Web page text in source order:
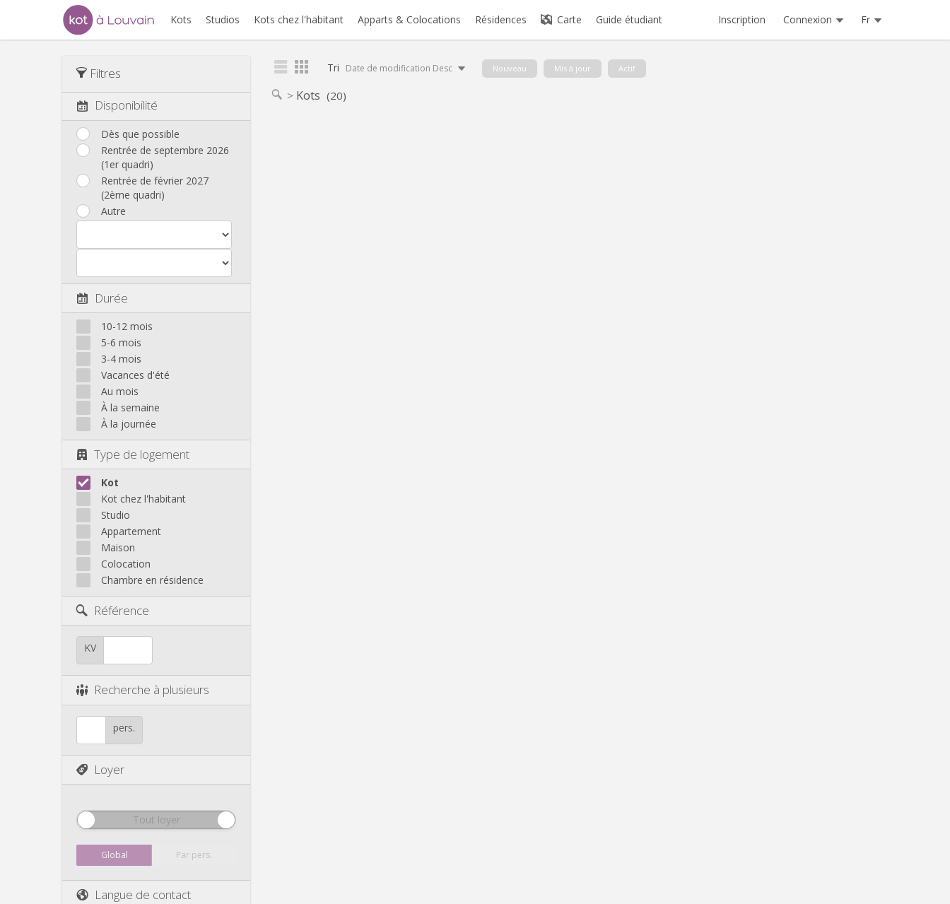
Kots Studios Kots chez l'habitant Apparts & Colocations Résidences Carte Guide étudiant Inscription Connexion Fr
Filtres
Disponibilité
Dès que possible
Rentrée de septembre 2026
(1er quadri)
Rentrée de février 2027
(2ème quadri)
Autre
Durée
10-12 mois
5-6 mois
3-4 mois
Vacances d'été
Au mois
À la semaine
À la journée
Type de logement
Kot
Kot chez l'habitant
Studio
Appartement
Maison
Colocation
Chambre en résidence
Référence
KV
Recherche à plusieurs
pers.
Loyer
Tout loyer
Global Par pers.
Langue de contact
Tri Date de modification Desc Nouveau Mis à jour Actif
Kots (20)